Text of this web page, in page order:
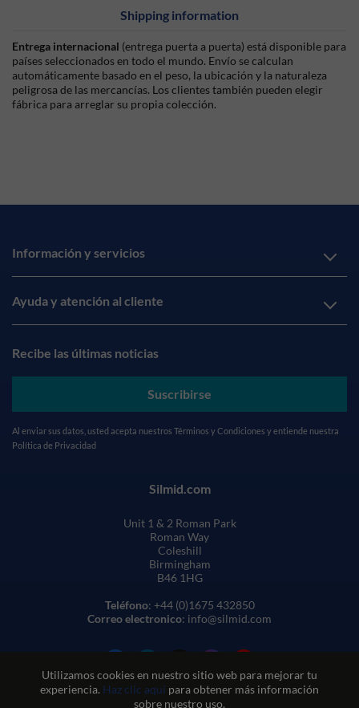
Utilizamos cookies en nuestro sitio web para mejorar tu
experiencia. Haz clic aquí para obtener más información
sobre nuestro uso.
Shipping information
Entrega internacional (entrega puerta a puerta) está disponible para
países seleccionados en todo el mundo. Envío se calculan
automáticamente basado en el peso, la ubicación y la naturaleza
peligrosa de las mercancías. Los clientes también pueden elegir
fábrica para arreglar su propia colección.
Información y servicios
Ayuda y atención al cliente
Recibe las últimas noticias
Suscribirse
Al enviar sus datos, usted acepta nuestros Términos y Condiciones y entiende nuestra
Política de Privacidad
Silmid.com
Unit 1 & 2 Roman Park
Roman Way
Coleshill
Birmingham
B46 1HG
Teléfono: +44 (0)1675 432850
Correo electronico: info@silmid.com